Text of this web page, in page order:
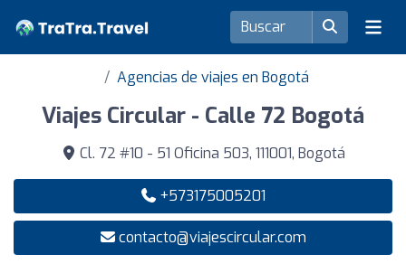
Agencias de viajes en Bogotá
Viajes Circular - Calle 72 Bogotá
Cl. 72 #10 - 51 Oficina 503, 111001, Bogotá
+573175005201
contacto@viajescircular.com